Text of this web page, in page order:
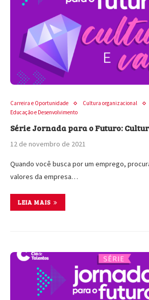
Carreira e Oportunidade
Cultura organizacional
Educação e Desenvolvimento
Série Jornada para o Futuro:
12 de novembro de 2021
Quando você busca por um emprego,
valores da empresa…
LEIA MAIS